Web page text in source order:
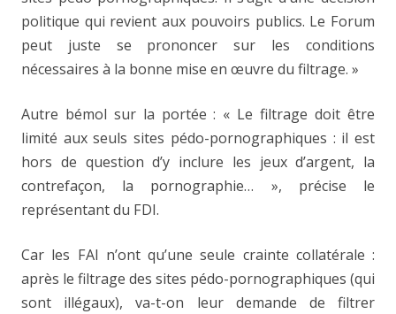
politique qui revient aux pouvoirs publics. Le Forum
peut juste se prononcer sur les conditions
nécessaires à la bonne mise en œuvre du filtrage. »
Autre bémol sur la portée : « Le filtrage doit être
limité aux seuls sites pédo-pornographiques : il est
hors de question d’y inclure les jeux d’argent, la
contrefaçon, la pornographie… », précise le
représentant du FDI.
Car les FAI n’ont qu’une seule crainte collatérale :
après le filtrage des sites pédo-pornographiques (qui
sont illégaux), va-t-on leur demande de filtrer